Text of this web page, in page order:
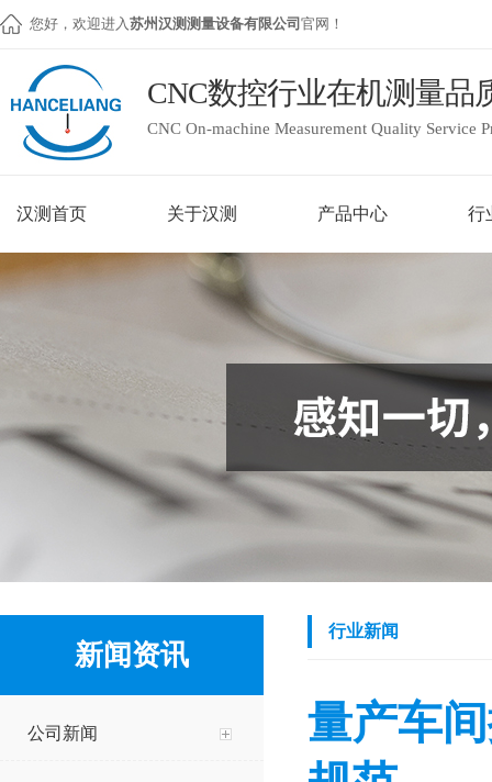
您好，欢迎进入苏州汉测测量设备有限公司 官网！
CNC数控行业在机测量品
CNC On-machine Measurement Quality Service
汉测首页 关于汉测 产品中心 行
新闻资讯
公司新闻
行业新闻
量产车